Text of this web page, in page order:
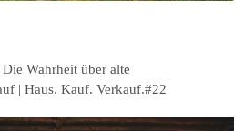
Wahrheit über alte
| Haus. Kauf. Verkauf.#22